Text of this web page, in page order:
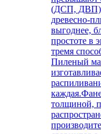
(ДСП, ДВП).
древесно-
выгоднее,
простоте в
тремя
Пиленый
толщиной,